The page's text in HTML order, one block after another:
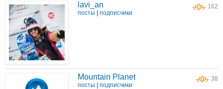
162
lavi_an
посты подписчики
38
Mountain Planet
посты | подписчики